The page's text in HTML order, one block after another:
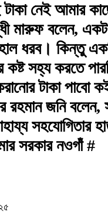
নেই আমার
মারুফ বলেন,
হাল ধরব। কিন্তু
কষ্ট সহ্য করতে
টাকা
রহমান জনি
সহযোগিতার
সরকার নওগাঁ #